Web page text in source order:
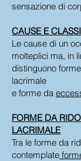
sensazione di
CAUSE E
Le cause di un
molteplici ma, in
distinguono
lacrimale
e forme da
FORME DA
LACRIMALE
Tra le forme da
contemplate